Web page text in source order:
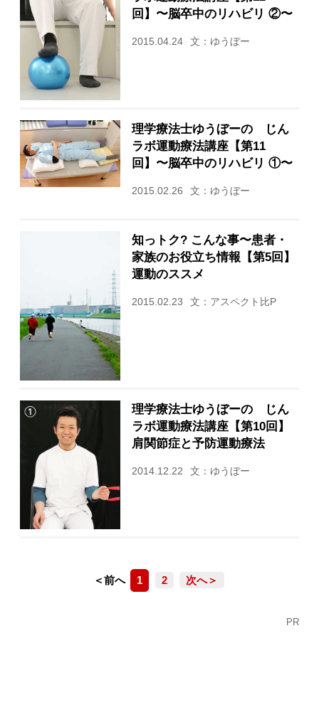
回】〜脳卒中のリハビリ ②〜
2015.04.24 文：ゆうぼー
理学療法士ゆうぼーの じん
ラボ運動療法講座【第11
回】〜脳卒中のリハビリ ①〜
2015.02.26 文：ゆうぼー
知っトク? こんな事〜患者・
家族のお役立ち情報【第5回】
運動のススメ
2015.02.23 文：アスペクト比P
理学療法士ゆうぼーの じん
ラボ運動療法講座【第10回】
肩関節症と予防運動療法
2014.12.22 文：ゆうぼー
＜前へ 1 2 次へ＞
PR